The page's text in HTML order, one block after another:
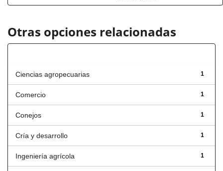
Otras opciones relacionadas
1
Ciencias agropecuarias
1
Comercio
1
Conejos
1
Cría y desarrollo
1
Ingeniería agrícola